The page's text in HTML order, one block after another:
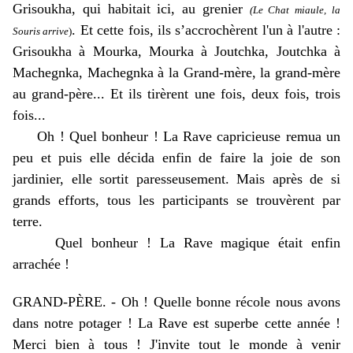
Grisoukha, qui habitait ici, au grenier
(Le Chat miaule, la
Souris arrive). Et cette fois, ils s’accrochèrent l'un à l'autre :
Grisoukha à Mourka, Mourka à Joutchka, Joutchka à
Machegnka, Machegnka à la Grand-mère, la grand-mère
au grand-père... Et ils tirèrent une fois, deux fois, trois
fois...
Oh ! Quel bonheur ! La Rave capricieuse remua un
peu et puis elle décida enfin de faire la joie de son
jardinier, elle sortit paresseusement. Mais après de si
grands efforts, tous les participants se trouvèrent par
terre.
Quel bonheur ! La Rave magique était enfin
arrachée !
GRAND-PÈRE. - Oh ! Quelle bonne récole nous avons
dans notre potager ! La Rave est superbe cette année !
Merci bien à tous ! J'invite tout le monde à venir